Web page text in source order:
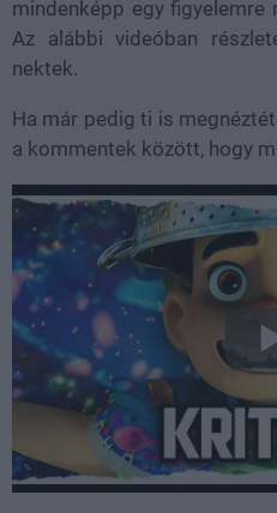
mindenképp egy
Az alábbi videóban
nektek.
Ha már pedig ti is
a kommentek között, hogy